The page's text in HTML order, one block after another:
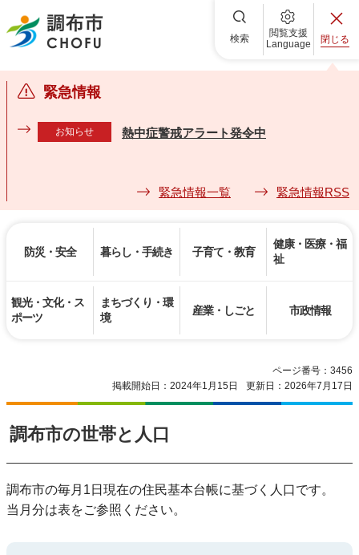
調布市 検索
閲覧支援
Language
閉じる
緊急情報
お知らせ 熱中症警戒アラート発令中
緊急情報一覧 緊急情報RSS
防災・安全 暮らし・手続き 子育て・教育
健康・医療・福
祉
観光・文化・ス
ポーツ
まちづくり・環
境
産業・しごと 市政情報
ページ番号：3456
掲載開始日：2024年1月15日
更新日：2026年7月17日
調布市の世帯と人口
調布市の毎月1日現在の住民基本台帳に基づく人口です。
当月分は表をご参照ください。